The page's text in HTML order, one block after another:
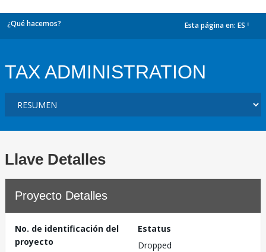
¿Qué hacemos? Esta página en: ES
TAX ADMINISTRATION
Llave Detalles
Proyecto Detalles
No. de identificación del
proyecto
Estatus
Dropped